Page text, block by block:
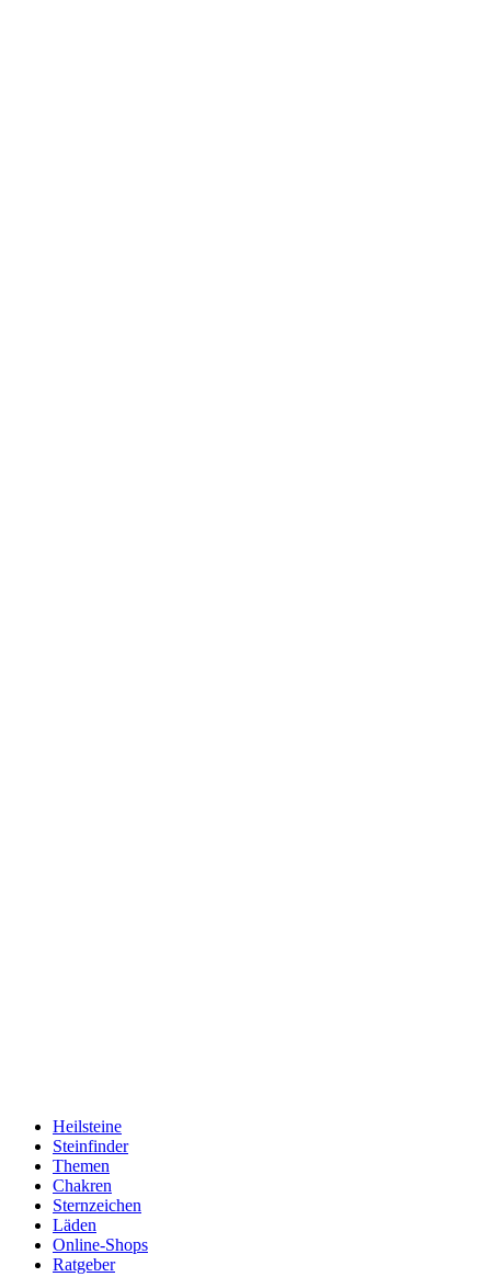
Heilsteine
Steinfinder
Themen
Chakren
Sternzeichen
Läden
Online-Shops
Ratgeber